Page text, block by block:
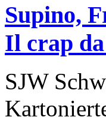
Supino,
Il crap
SJW